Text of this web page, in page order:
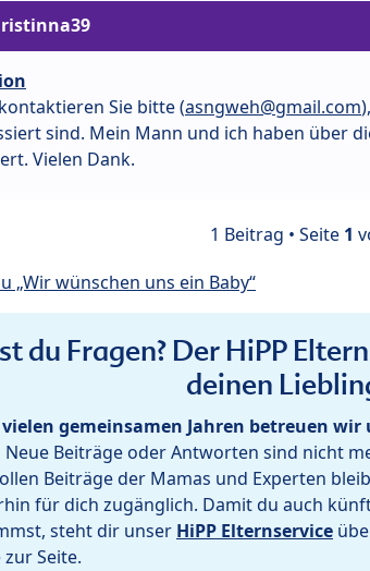
Sie bitte (asngweh@gmail.com
sind. Mein Mann und ich haben über
Vielen Dank.
1 Beitrag • Seite 1
„Wir wünschen uns ein Baby“
du Fragen? Der HiPP
deinen
gemeinsamen Jahren betreuen
Neue Beiträge oder Antworten sind nicht
Beiträge der Mamas und Experten
für dich zugänglich. Damit du auch
steht dir unser HiPP Elternservice
Seite.